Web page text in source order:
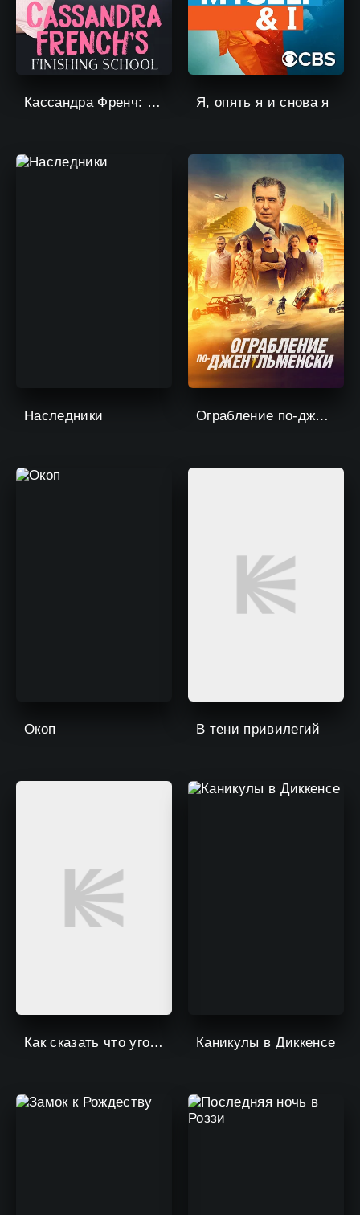
Кассандра Френч: Окончание школы Я, опять я и снова я
Наследники Ограбление по-джентльменски
Окоп В тени привилегий
Как сказать что угодно Каникулы в Диккенсе